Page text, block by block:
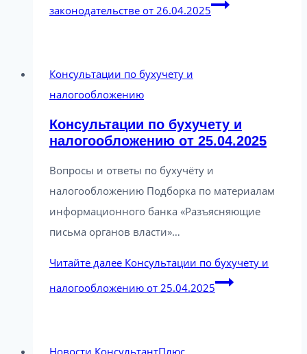
законодательстве от 26.04.2025
Консультации по бухучету и
налогообложению
Консультации по бухучету и
налогообложению от 25.04.2025
Вопросы и ответы по бухучёту и
налогообложению Подборка по материалам
информационного банка «Разъясняющие
письма органов власти»…
Читайте далее Консультации по бухучету и
налогообложению от 25.04.2025